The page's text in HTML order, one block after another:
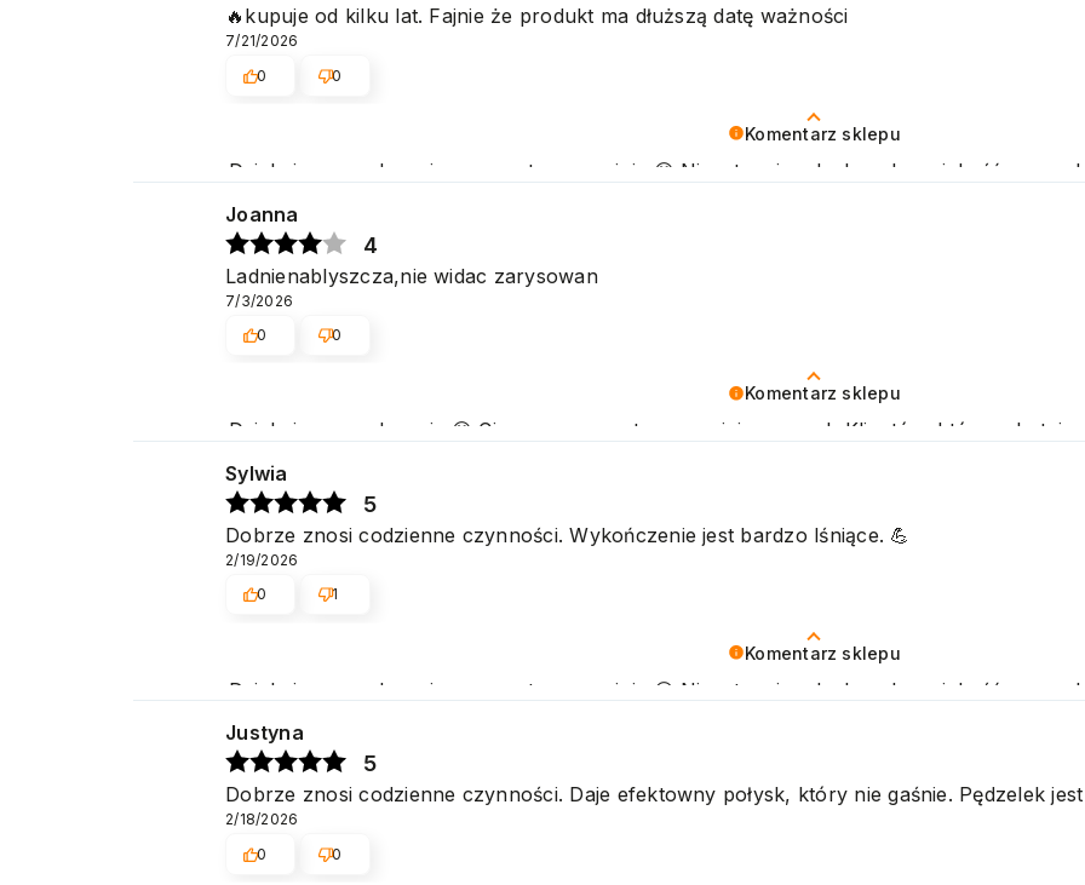
Komentarz sklepu
Dziękujemy serdecznie za pozytywną opinię 😊 Nieustannie udoskonalamy jakość
🔥kupuje od kilku lat. Fajnie że produkt ma dłuższą datę ważności
7/21/2026
0
0
Komentarz sklepu
Dziękujemy serdecznie 😊 Cieszy nas pozytywna opinia naszych Klientów, którzy chętnie
Pozdrawiamy
Joanna
4
Ladnienablyszcza,nie widac zarysowan
7/3/2026
0
0
Komentarz sklepu
Dziękujemy serdecznie za pozytywną opinię 😊 Nieustannie udoskonalamy jakość
Sylwia
5
Dobrze znosi codzienne czynności. Wykończenie jest bardzo lśniące. 💪
2/19/2026
0
1
Justyna
5
Dobrze znosi codzienne czynności. Daje efektowny połysk, który nie gaśnie. Pędzelek
2/18/2026
0
0